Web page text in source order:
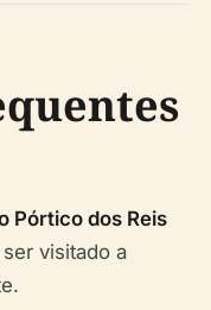
Pórtico dos Reis
visitado a